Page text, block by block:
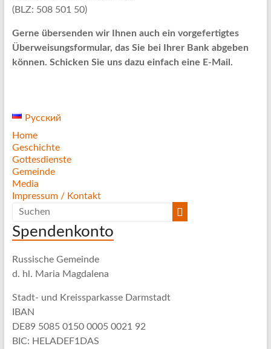
(BLZ: 508 501 50)
Gerne übersenden wir Ihnen auch ein vorgefertigtes
Überweisungsformular, das Sie bei Ihrer Bank abgeben
können. Schicken Sie uns dazu einfach eine E-Mail.
Русский
Home
Geschichte
Gottesdienste
Gemeinde
Media
Impressum / Kontakt
Spendenkonto
Russische Gemeinde
d. hl. Maria Magdalena
Stadt- und Kreissparkasse Darmstadt
IBAN
DE89 5085 0150 0005 0021 92
BIC: HELADEF1DAS